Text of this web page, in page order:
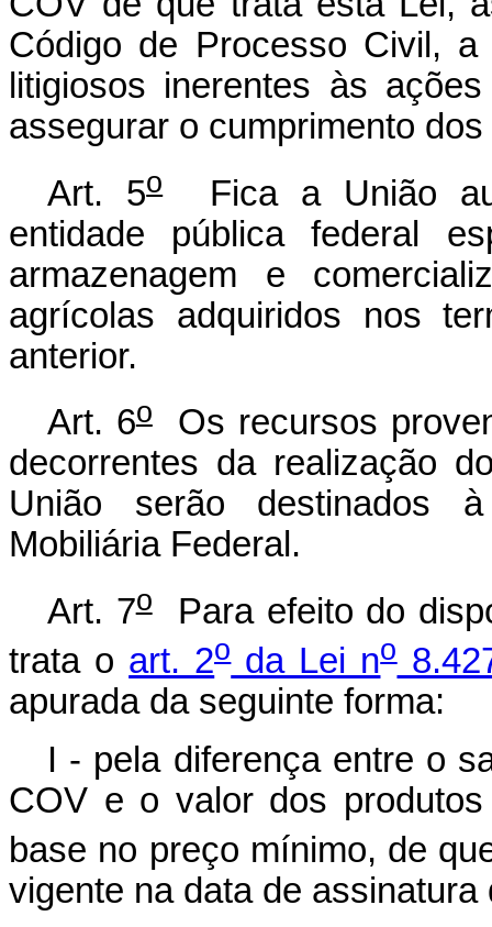
Código de Processo Civil,
litigiosos inerentes às
assegurar o cumprimento
Art. 5oFica a União
entidade pública federal
armazenagem e
agrícolas adquiridos nos
anterior.
Art. 6oOs recursos
decorrentes da realização
União serão destinados
Mobiliária Federal.
Art. 7oPara efeito do
trata o art. 2oda Lei no
apurada da seguinte forma:
I - pela diferença entre o
COV e o valor dos
base no preço mínimo, de
vigente na data de